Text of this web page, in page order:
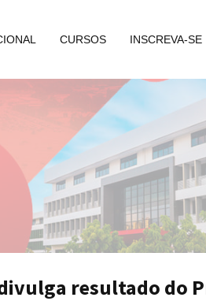
CURSOS INSCREVA-SE
resultado do